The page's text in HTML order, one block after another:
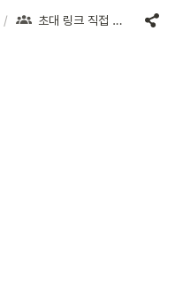
/ 초대 링크 직접 전달하기